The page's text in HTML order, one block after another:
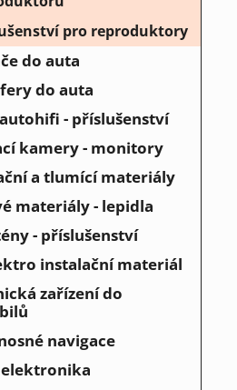
pro reproduktory
do auta
do auta
- příslušenství
kamery - monitory
a tlumící materiály
materiály - lepidla
- příslušenství
instalační materiál
zařízení do
navigace